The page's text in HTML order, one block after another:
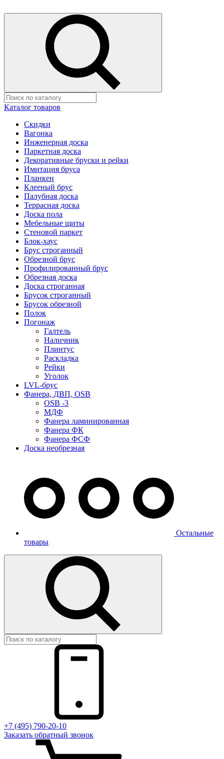
Каталог товаров
Скидки
Вагонка
Инженерная доска
Паркетная доска
Декоративные бруски и рейки
Имитация бруса
Планкен
Клееный брус
Палубная доска
Террасная доска
Доска пола
Мебельные щиты
Стеновой паркет
Блок-хаус
Брус строганный
Обрезной брус
Профилированный брус
Обрезная доска
Доска строганная
Брусок строганный
Брусок обрезной
Полок
Погонаж
Галтель
Наличник
Плинтус
Раскладка
Рейки
Уголок
LVL-брус
Фанера, ДВП, OSB
OSB -3
МДФ
Фанера ламинированная
Фанера ФК
Фанера ФСФ
Доска необрезная
Остальные
товары
+7 (495) 790-20-10
Заказать обратный звонок